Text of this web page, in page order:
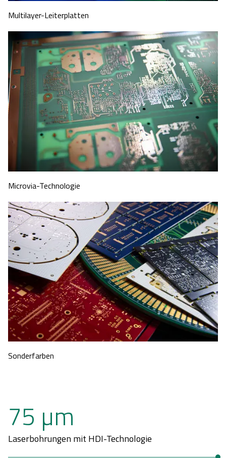
Multilayer-Leiterplatten
Microvia-Technologie
Sonderfarben
75 µm
Laserbohrungen mit HDI-Technologie